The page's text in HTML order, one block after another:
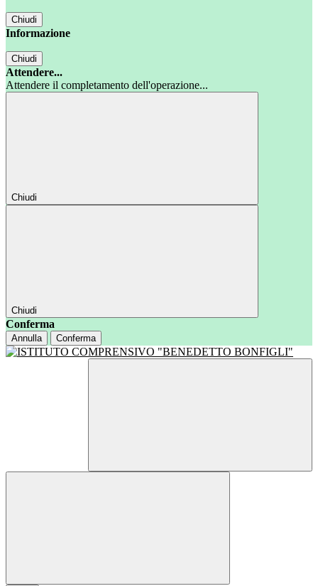
Chiudi
Informazione
Chiudi
Attendere...
Attendere il completamento dell'operazione...
Chiudi
Chiudi
Conferma
Annulla Conferma